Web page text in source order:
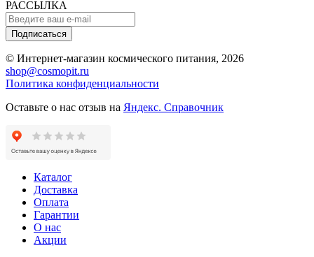
РАССЫЛКА
Подписаться
© Интернет-магазин космического питания, 2026
shop@cosmopit.ru
Политика конфиденциальности
Оставьте о нас отзыв на Яндекс. Справочник
Каталог
Доставка
Оплата
Гарантии
О нас
Акции